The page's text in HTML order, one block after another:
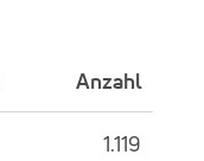
Anzahl
1.119